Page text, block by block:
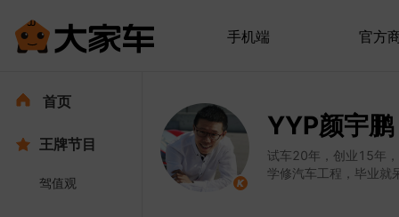
手机端 官方
首页
王牌节目
驾值观
YYP颜宇鹏
试车20年，创业15年
学修汽车工程，毕业就